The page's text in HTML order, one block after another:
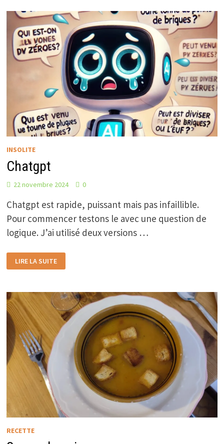
FOUR
INSOLITE
Chatgpt
22 novembre 2024 0
Chatgpt est rapide, puissant mais pas infaillible.
Pour commencer testons le avec une question de
logique. J’ai utilisé deux versions …
LIRE LA SUITE
RECETTE